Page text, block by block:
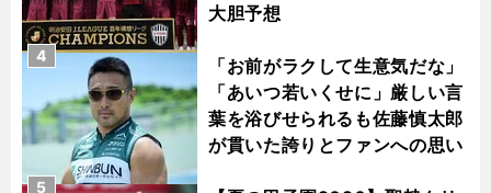
大胆予想
「お前がラクして生意気だな」
「あいつ若いくせに」厳しい言
葉を浴びせられるも佐藤慎太郎
が貫いた誇りとファンへの思い
4
5